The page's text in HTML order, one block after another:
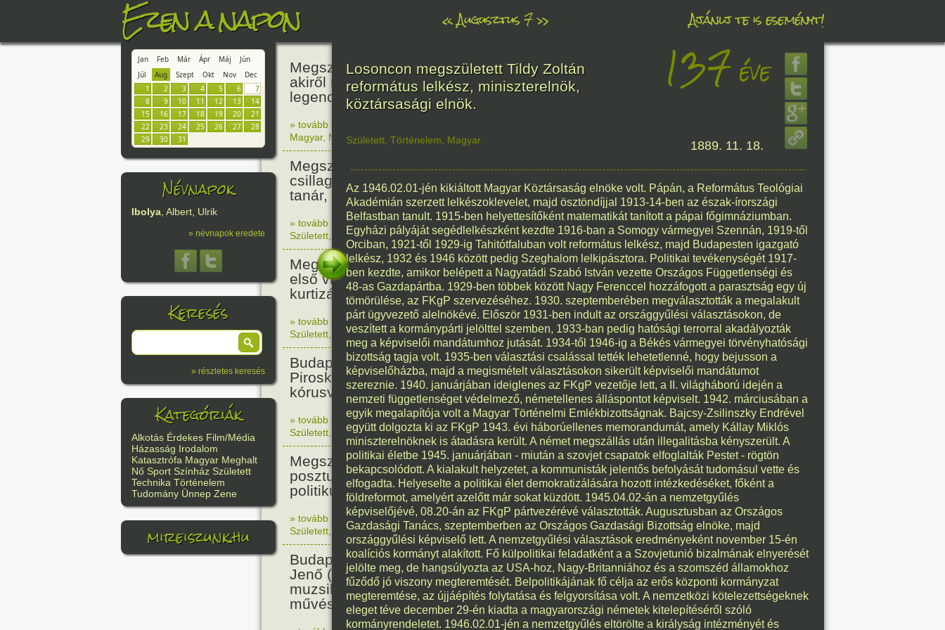
Ezen a napon «Augusztus 7» Ajánlj te is eseményt!
Jan Feb Már Ápr Máj
Jún
Júl
Aug Szept Okt Nov
Dec
1
2 3 4 5 6
7
8
9 10 11 12 13
14
15
16 17 18 19 20
21
22
23 24 25 26 27
28
29
30 31
Névnapok
Ibolya, Albert, Ulrik
» névnapok eredete
Keresés
» részletes keresés
Kategóriák
Alkotás Érdekes Film/Média
Házasság Irodalom
Katasztrófa Magyar Meghalt
Nő Sport Színház Született
Technika Történelem
Tudomány Ünnep Zene
mireiszunk.hu
Megszületett Báthori Erzsébet,
akiről rémséges és kegyetlen
legendák éltek.
466
» tovább olvasom
Magyar, Nő Történelem
Megszületett Kondor Gusztáv
csillagász, matematikus, egyetemi
tanár, akadémikus.
201éve
» tovább olvasom|Nincs hozzászólás, szólj hozzá!
Született
Technika,Magyar 1825. 08. 07.
Megszületett Mata Hari, a híres
első világháborús táncosnő,
kurtizán és kém.
150éve
» tovább olvasom |Nincs hozzászólás, szólj hozzá!
Született
Történelem,Nő 1876. 08. 07.
Budapesten megszületett Szalmás
Piroska zenetanárnő, zeneszerző,
kórusvezető.
128éve
» tovább olvasom|Nincs hozzászólás, szólj hozzá!
Született
Nő,Zene,Magyar 1898. 08. 07.
Megszületett Bibó István,
posztumusz Széchenyi-díjas író,
politikus, jogász.
115éve
» tovább olvasom|Nincs hozzászólás, szólj hozzá!
Született
Irodalom,Magyar 1911. 08. 07.
Budapesten megszületett Beamter
Jenő (Becenevén: Bubi) dzsessz-
muzsikus, vibrafon és xilofon-
művész.
114éve
Losoncon megszületett Tildy Zoltán
református lelkész, miniszterelnök,
köztársasági elnök.
137éve
Született Történelem Magyar 1889. 11. 18.
Az 1946.02.01-jén kikiáltott Magyar Köztársaság elnöke volt. Pápán, a Református Teológiai
Akadémián szerzett lelkészoklevelet, majd ösztöndíjjal 1913-14-ben az észak-írországi
Belfastban tanult. 1915-ben helyettesítőként matematikát tanított a pápai főgimnáziumban.
Egyházi pályáját segédlelkészként kezdte 1916-ban a Somogy vármegyei Szennán, 1919-től
Orciban, 1921-től 1929-ig Tahitótfaluban volt református lelkész, majd Budapesten igazgató
lelkész, 1932 és 1946 között pedig Szeghalom lelkipásztora. Politikai tevékenységét 1917-
ben kezdte, amikor belépett a Nagyatádi Szabó István vezette Országos Függetlenségi és
48-as Gazdapártba. 1929-ben többek között Nagy Ferenccel hozzáfogott a parasztság egy új
tömörülése, az FKgP szervezéséhez. 1930. szeptemberében megválasztották a megalakult
párt ügyvezető alelnökévé. Először 1931-ben indult az országgyűlési választásokon, de
veszített a kormánypárti jelölttel szemben, 1933-ban pedig hatósági terrorral akadályozták
meg a képviselői mandátumhoz jutását. 1934-től 1946-ig a Békés vármegyei törvényhatósági
bizottság tagja volt. 1935-ben választási csalással tették lehetetlenné, hogy bejusson a
képviselőházba, majd a megismételt választásokon sikerült képviselői mandátumot
szereznie. 1940. januárjában ideiglenes az FKgP vezetője lett, a II. világháború idején a
nemzeti függetlenséget védelmező, németellenes álláspontot képviselt. 1942. márciusában a
egyik megalapítója volt a Magyar Történelmi Emlékbizottságnak. Bajcsy-Zsilinszky Endrével
együtt dolgozta ki az FKgP 1943. évi háborúellenes memorandumát, amely Kállay Miklós
miniszterelnöknek is átadásra került. A német megszállás után illegalitásba kényszerült. A
politikai életbe 1945. januárjában - miután a szovjet csapatok elfoglalták Pestet - rögtön
bekapcsolódott. A kialakult helyzetet, a kommunisták jelentős befolyását tudomásul vette és
elfogadta. Helyeselte a politikai élet demokratizálására hozott intézkedéséket, főként a
földreformot, amelyért azelőtt már sokat küzdött. 1945.04.02-án a nemzetgyűlés
képviselőjévé, 08.20-án az FKgP pártvezérévé választották. Augusztusban az Országos
Gazdasági Tanács, szeptemberben az Országos Gazdasági Bizottság elnöke, majd
országgyűlési képviselő lett. A nemzetgyűlési választások eredményeként november 15-én
koalíciós kormányt alakított. Fő külpolitikai feladatként a a Szovjetunió bizalmának elnyerését
jelölte meg, de hangsúlyozta az USA-hoz, Nagy-Britanniához és a szomszéd államokhoz
fűződő jó viszony megteremtését. Belpolitikájának fő célja az erős központi kormányzat
megteremtése, az újjáépítés folytatása és felgyorsítása volt. A nemzetközi kötelezettségeknek
eleget téve december 29-én kiadta a magyarországi németek kitelepítéséről szóló
kormányrendeletet. 1946.02.01-jén a nemzetgyűlés eltörölte a királyság intézményét és